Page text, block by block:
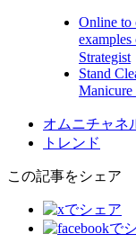
Online to
Strategist
Stand
オムニチャネ
トレンド
この記事をシェア